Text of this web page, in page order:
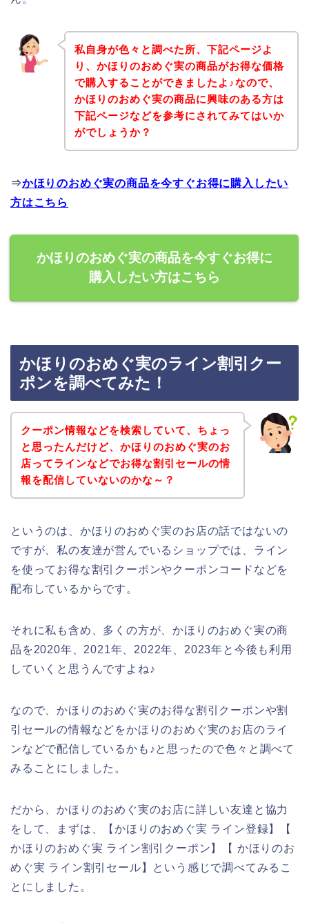
私自身が色々と調べた所、下記ページよ
り、かほりのおめぐ実の商品がお得な価格
で購入することができましたよ♪なので、
かほりのおめぐ実の商品に興味のある方は
下記ページなどを参考にされてみてはいか
がでしょうか？
⇒かほりのおめぐ実の商品を今すぐお得に購入したい
方はこちら
かほりのおめぐ実の商品を今すぐお得に
購入したい方はこちら
かほりのおめぐ実のライン割引クー
ポンを調べてみた！
クーポン情報などを検索していて、ちょっ
と思ったんだけど、かほりのおめぐ実のお
店ってラインなどでお得な割引セールの情
報を配信していないのかな～？
というのは、かほりのおめぐ実のお店の話ではないの
ですが、私の友達が営んでいるショップでは、ライン
を使ってお得な割引クーポンやクーポンコードなどを
配布しているからです。
それに私も含め、多くの方が、かほりのおめぐ実の商
品を2020年、2021年、2022年、2023年と今後も利用
していくと思うんですよね♪
なので、かほりのおめぐ実のお得な割引クーポンや割
引セールの情報などをかほりのおめぐ実のお店のライ
ンなどで配信しているかも♪と思ったので色々と調べて
みることにしました。
だから、かほりのおめぐ実のお店に詳しい友達と協力
をして、まずは、【かほりのおめぐ実 ライン登録】【
かほりのおめぐ実 ライン割引クーポン】【 かほりのお
めぐ実 ライン割引セール】という感じで調べてみるこ
とにしました。